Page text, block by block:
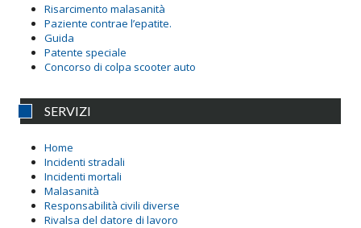
Risarcimento malasanità
Paziente contrae l’epatite.
Guida
Patente speciale
Concorso di colpa scooter auto
SERVIZI
Home
Incidenti stradali
Incidenti mortali
Malasanità
Responsabilità civili diverse
Rivalsa del datore di lavoro